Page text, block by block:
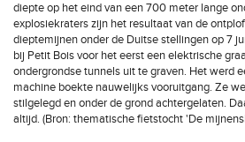
diepte op het eind van een 700 meter lange
explosiekraters zijn het resultaat van de
dieptemijnen onder de Duitse stellingen op 7
bij Petit Bois voor het eerst een elektrische
ondergrondse tunnels uit te graven. Het werd
machine boekte nauwelijks vooruitgang. Ze
stilgelegd en onder de grond achtergelaten.
altijd. (Bron: thematische fietstocht 'De